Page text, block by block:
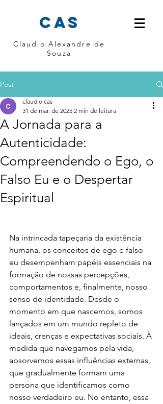
cas
Claudio Alexandre de
Souza
Post
A Jornada para a
Autenticidade:
Compreendendo o Ego, o
Falso Eu e o Despertar
Espiritual
claudio cas
31 de mar. de 2025 2 min de leitura
Na intrincada tapeçaria da existência
humana, os conceitos de ego e falso
eu desempenham papéis essenciais na
formação de nossas percepções,
comportamentos e, finalmente, nosso
senso de identidade. Desde o
momento em que nascemos, somos
lançados em um mundo repleto de
ideais, crenças e expectativas sociais. À
medida que navegamos pela vida,
absorvemos essas influências externas,
que gradualmente formam uma
persona que identificamos como
nosso verdadeiro eu. No entanto, essa